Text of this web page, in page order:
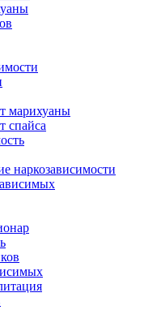
марихуаны
спайса
наркозависимости